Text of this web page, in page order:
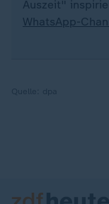
Auszeit"
WhatsApp-